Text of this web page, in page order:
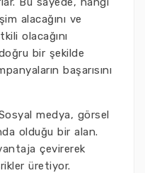
alacağını ve
olacağını
bir şekilde
başarısını
medya, görsel
olduğu bir alan.
çevirerek
üretiyor.